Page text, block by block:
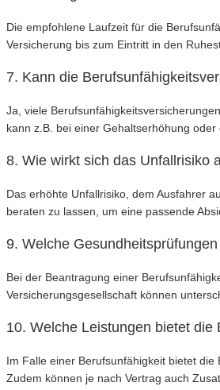
Die empfohlene Laufzeit für die
Versicherung bis zum Eintritt in den
7. Kann die
Ja, viele
kann z.B. bei einer Gehaltserhöhung
8. Wie wirkt sich das Unfallrisiko
Das erhöhte Unfallrisiko, dem Ausfahrer
beraten zu lassen, um eine passende
9. Welche
Bei der Beantragung einer
Versicherungsgesellschaft können
10. Welche Leistungen bietet
Im Falle einer Berufsunfähigkeit bietet
Zudem können je nach Vertrag auch